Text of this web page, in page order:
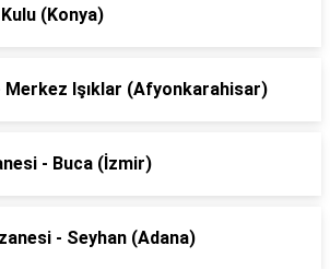
(Konya)
Merkez Işıklar (Afyonkarahisar)
- Buca (İzmir)
- Seyhan (Adana)